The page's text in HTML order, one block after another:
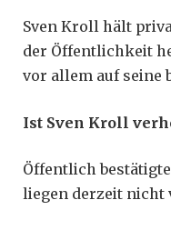
Sven Kroll hält
der Öffentlichkeit
vor allem auf seine
Ist Sven Kroll
Öffentlich
liegen derzeit nicht